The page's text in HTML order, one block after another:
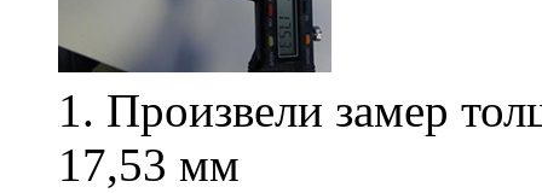
1. Произвели замер
17,53 мм